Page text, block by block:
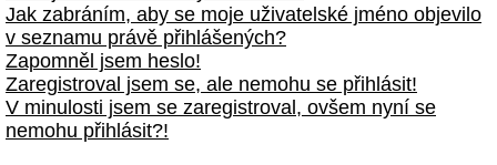
Jak zabráním, aby se moje uživatelské jméno objevilo
v seznamu právě přihlášených?
Zapomněl jsem heslo!
Zaregistroval jsem se, ale nemohu se přihlásit!
V minulosti jsem se zaregistroval, ovšem nyní se
nemohu přihlásit?!